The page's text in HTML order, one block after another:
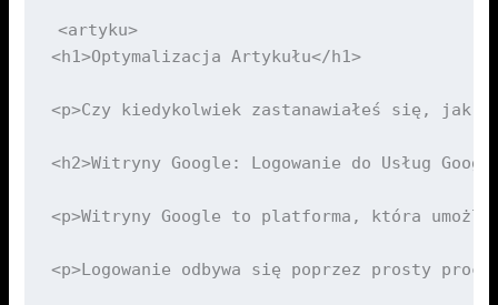
<artyku>
<h1>Optymalizacja Artykułu</h1>
<p>Czy kiedykolwiek zastanawiałeś się, jak
<h2>Witryny Google: Logowanie do Usług
<p>Witryny Google to platforma, która
<p>Logowanie odbywa się poprzez prosty